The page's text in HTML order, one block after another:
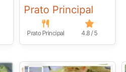
Prato Principal
Prato Principal 4.8 / 5